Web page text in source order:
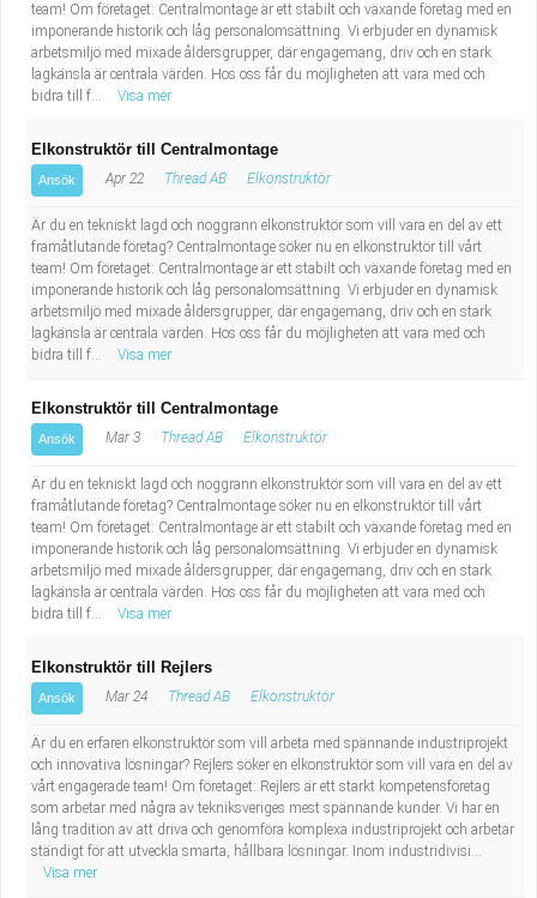
Undersköterska, vård- o specialavd. o mottagning
Bibliotekarie
Administrativ assistent
Lärare i gymnasiet
team! Om företaget: Centralmontage är ett stabilt och växande företag med en
imponerande historik och låg personalomsättning. Vi erbjuder en dynamisk
arbetsmiljö med mixade åldersgrupper, där engagemang, driv och en stark
lagkänsla är centrala värden. Hos oss får du möjligheten att vara med och
bidra till f...
Visa mer
Elkonstruktör till Centralmontage
Ansök Apr 22 Thread AB Elkonstruktör
Är du en tekniskt lagd och noggrann elkonstruktör som vill vara en del av ett
framåtlutande företag? Centralmontage söker nu en elkonstruktör till vårt
team! Om företaget: Centralmontage är ett stabilt och växande företag med en
imponerande historik och låg personalomsättning. Vi erbjuder en dynamisk
arbetsmiljö med mixade åldersgrupper, där engagemang, driv och en stark
lagkänsla är centrala värden. Hos oss får du möjligheten att vara med och
bidra till f...
Visa mer
Elkonstruktör till Centralmontage
Ansök Mar 3 Thread AB Elkonstruktör
Är du en tekniskt lagd och noggrann elkonstruktör som vill vara en del av ett
framåtlutande företag? Centralmontage söker nu en elkonstruktör till vårt
team! Om företaget: Centralmontage är ett stabilt och växande företag med en
imponerande historik och låg personalomsättning. Vi erbjuder en dynamisk
arbetsmiljö med mixade åldersgrupper, där engagemang, driv och en stark
lagkänsla är centrala värden. Hos oss får du möjligheten att vara med och
bidra till f...
Visa mer
Elkonstruktör till Rejlers
Ansök Mar 24 Thread AB Elkonstruktör
Är du en erfaren elkonstruktör som vill arbeta med spännande industriprojekt
och innovativa lösningar? Rejlers söker en elkonstruktör som vill vara en del av
vårt engagerade team! Om företaget: Rejlers är ett starkt kompetensföretag
som arbetar med några av tekniksveriges mest spännande kunder. Vi har en
lång tradition av att driva och genomföra komplexa industriprojekt och arbetar
ständigt för att utveckla smarta, hållbara lösningar. Inom industridivisi...
Visa mer